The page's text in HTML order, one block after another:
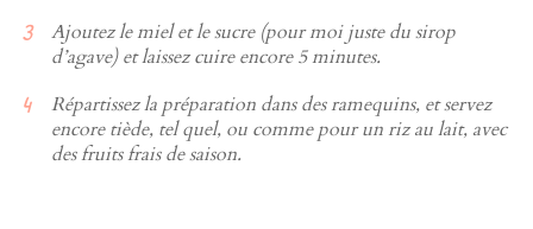
Ajoutez le miel et le sucre (pour moi juste du sirop
d’agave) et laissez cuire encore 5 minutes.
Répartissez la préparation dans des ramequins, et servez
encore tiède, tel quel, ou comme pour un riz au lait, avec
des fruits frais de saison.